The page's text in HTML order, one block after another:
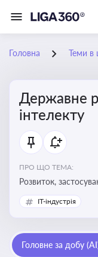
Головна Теми в
Державне
інтелекту
ПРО ЩО ТЕМА:
Розвиток,
інтелекту в різних
до державного
IT-індустрія
Головне за добу